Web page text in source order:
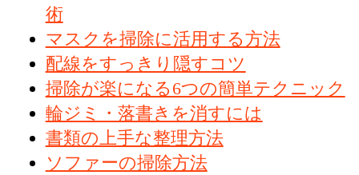
術
マスクを掃除に活用する方法
配線をすっきり隠すコツ
掃除が楽になる6つの簡単テクニック
輪ジミ・落書きを消すには
書類の上手な整理方法
ソファーの掃除方法